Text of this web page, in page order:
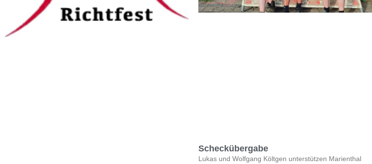
Scheckübergabe
Lukas und Wolfgang Költgen unterstützen Marienthal